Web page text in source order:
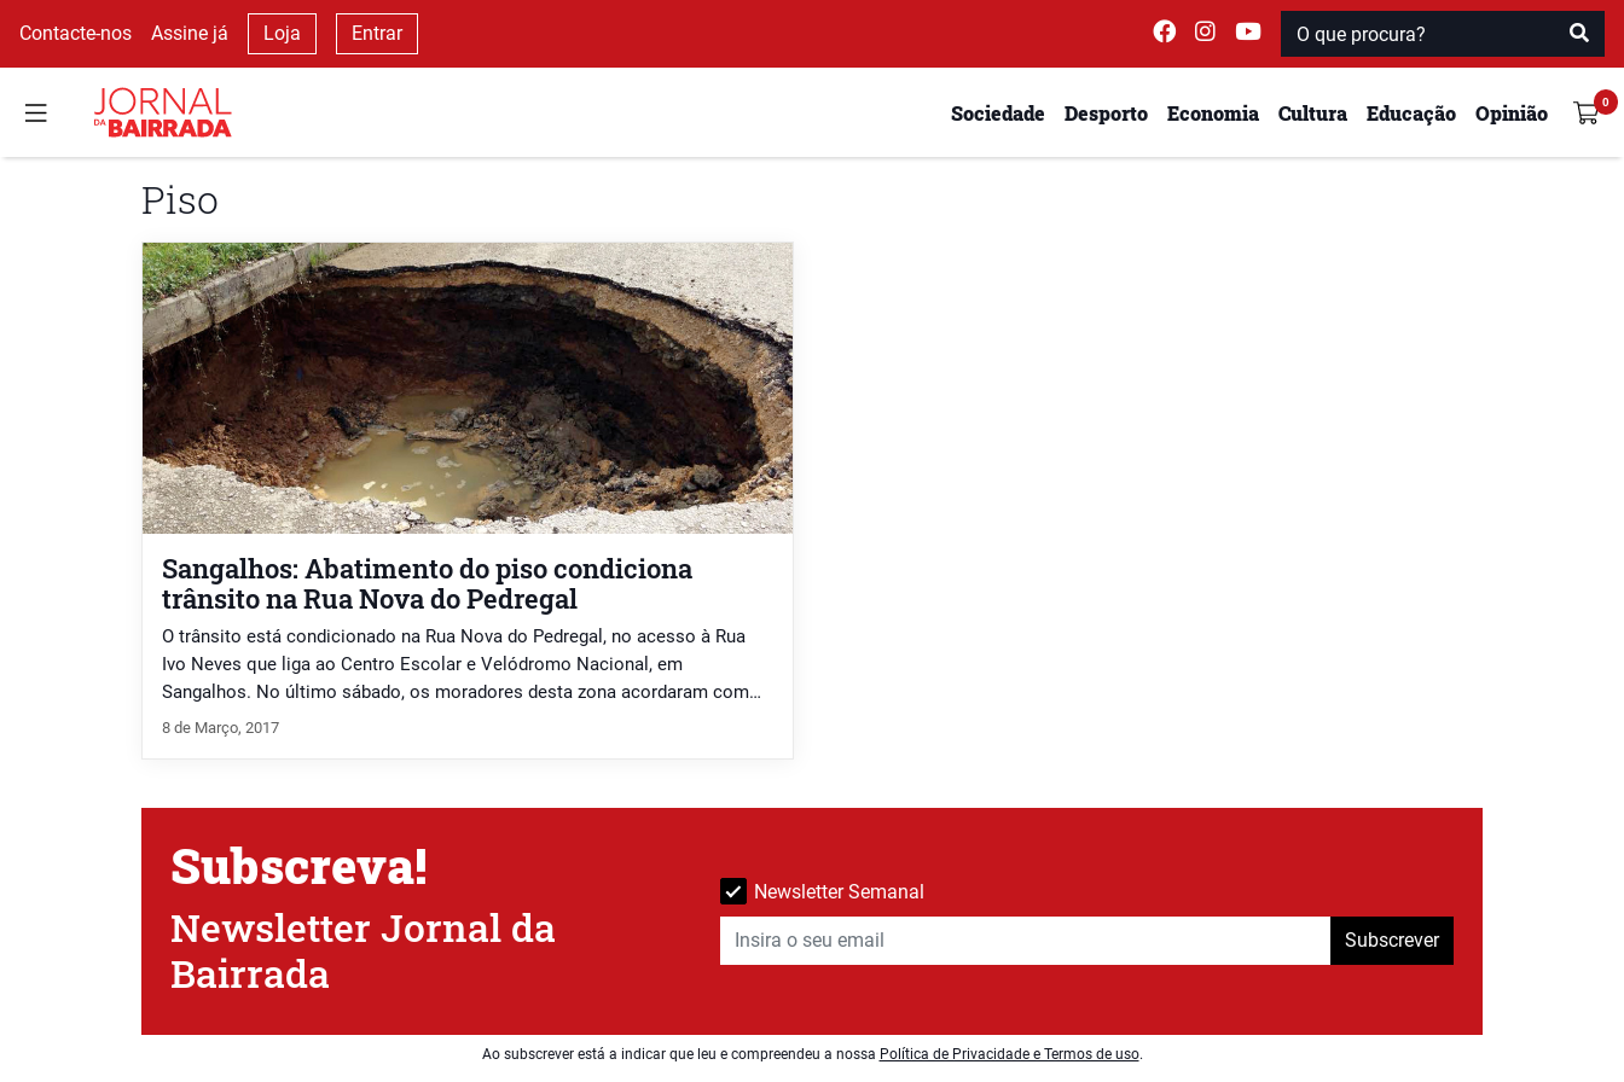
Contacte-nos Assine já Loja Entrar
Sociedade Desporto Economia Cultura Educação Opinião
Piso
Sangalhos: Abatimento do piso condiciona
trânsito na Rua Nova do Pedregal
O trânsito está condicionado na Rua Nova do Pedregal, no acesso à Rua
Ivo Neves que liga ao Centro Escolar e Velódromo Nacional, em
Sangalhos. No último sábado, os moradores desta zona acordaram com
um enorme abatimento na via. Segundo apurámos, terá sido um
8 de Março, 2017
Subscreva!
Newsletter Jornal da
Bairrada
Newsletter Semanal
Subscrever
Ao subscrever está a indicar que leu e compreendeu a nossa Política de Privacidade e Termos de uso.